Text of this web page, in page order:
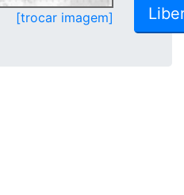
[trocar imagem]